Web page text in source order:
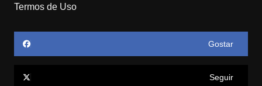
Termos de Uso
Gostar
Seguir